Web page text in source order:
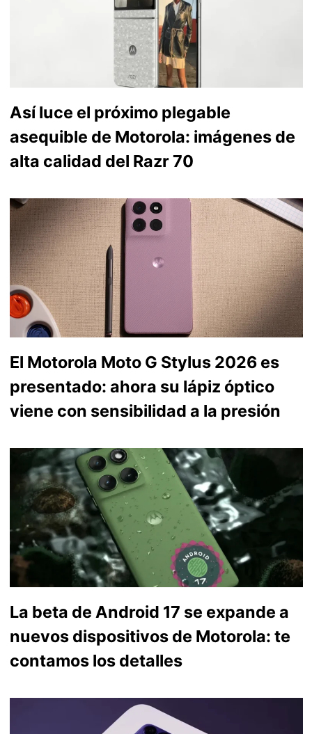
Así luce el próximo plegable
asequible de Motorola: imágenes de
alta calidad del Razr 70
El Motorola Moto G Stylus 2026 es
presentado: ahora su lápiz óptico
viene con sensibilidad a la presión
La beta de Android 17 se expande a
nuevos dispositivos de Motorola: te
contamos los detalles